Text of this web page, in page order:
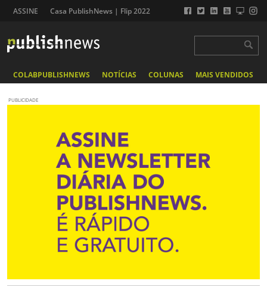
ASSINE Casa PublishNews | Flip 2022
COLABPUBLISHNEWS NOTÍCIAS COLUNAS MAIS VENDIDOS
PUBLICIDADE